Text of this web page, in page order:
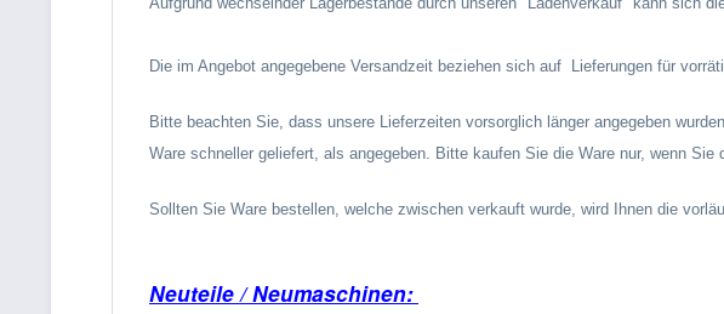
Die im Angebot angegebene Versandzeit beziehen sich auf Lieferungen für
Bitte beachten Sie, dass unsere Lieferzeiten vorsorglich länger angegeben
Ware schneller geliefert, als angegeben. Bitte kaufen Sie die Ware nur, wenn Sie
Sollten Sie Ware bestellen, welche zwischen verkauft wurde, wird Ihnen die
Neuteile / Neumaschinen: